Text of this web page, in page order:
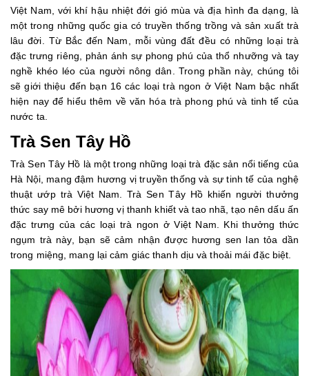
Việt Nam, với khí hậu nhiệt đới gió mùa và địa hình đa dạng, là
một trong những quốc gia có truyền thống trồng và sản xuất trà
lâu đời. Từ Bắc đến Nam, mỗi vùng đất đều có những loại trà
đặc trưng riêng, phản ánh sự phong phú của thổ nhưỡng và tay
nghề khéo léo của người nông dân.Trong phần này, chúng tôi
sẽ giới thiệu đến bạn 16 các loại trà ngon ở Việt Nam bậc nhất
hiện nay để hiểu thêm về văn hóa trà phong phú và tinh tế của
nước ta.
Trà Sen Tây Hồ
Trà Sen Tây Hồ là một trong những loại trà đặc sản nổi tiếng của
Hà Nội, mang đậm hương vị truyền thống và sự tinh tế của nghệ
thuật ướp trà Việt Nam. Trà Sen Tây Hồ khiến người thưởng
thức say mê bởi hương vị thanh khiết và tao nhã, tạo nên dấu ấn
đặc trưng của các loại trà ngon ở Việt Nam. Khi thưởng thức
ngụm trà này, bạn sẽ cảm nhận được hương sen lan tỏa dần
trong miệng, mang lại cảm giác thanh dịu và thoải mái đặc biệt.